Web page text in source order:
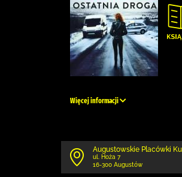
Więcej informacji
Augustowskie Placówki
ul. Hoża 7
16-300 Augustów